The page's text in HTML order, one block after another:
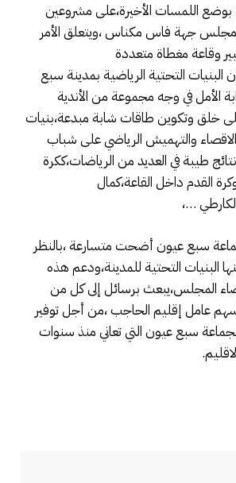
اللمسات الأخيرة،على مشروعين
مجلس جهة فاس مكناس ،ويتعلق الأمر
وقاعة مغطاة متعددة
البنيات التحتية الرياضية بمدينة سبع
الأمل في وجه مجموعة من الأندية
خلق وتكوين طاقات شابة مبدعة،بنيات
والتهميش الرياضي على شباب
طيبة في العديد من الرياضات،ككرة
القدم داخل القاعة،كمال
…،
سبع عيون أضحت متسارعة ،بالنظر
البنيات التحتية للمدينة،ودعم هذه
المجلس،يبعث برسائل إلى كل من
عامل إقليم الحاجب ،من أجل توفير
لجماعة سبع عيون التي تعاني منذ سنوات